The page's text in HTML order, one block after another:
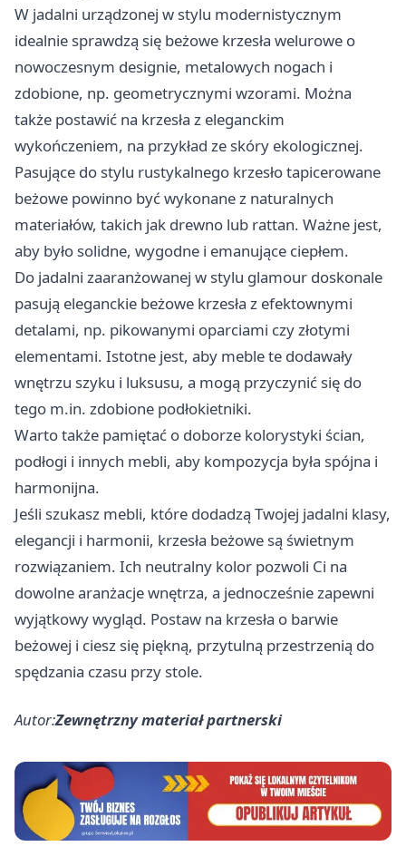
W jadalni urządzonej w stylu modernistycznym
idealnie sprawdzą się beżowe krzesła welurowe o
nowoczesnym designie, metalowych nogach i
zdobione, np. geometrycznymi wzorami. Można
także postawić na krzesła z eleganckim
wykończeniem, na przykład ze skóry ekologicznej.
Pasujące do stylu rustykalnego krzesło tapicerowane
beżowe powinno być wykonane z naturalnych
materiałów, takich jak drewno lub rattan. Ważne jest,
aby było solidne, wygodne i emanujące ciepłem.
Do jadalni zaaranżowanej w stylu glamour doskonale
pasują eleganckie beżowe krzesła z efektownymi
detalami, np. pikowanymi oparciami czy złotymi
elementami. Istotne jest, aby meble te dodawały
wnętrzu szyku i luksusu, a mogą przyczynić się do
tego m.in. zdobione podłokietniki.
Warto także pamiętać o doborze kolorystyki ścian,
podłogi i innych mebli, aby kompozycja była spójna i
harmonijna.
Jeśli szukasz mebli, które dodadzą Twojej jadalni klasy,
elegancji i harmonii, krzesła beżowe są świetnym
rozwiązaniem. Ich neutralny kolor pozwoli Ci na
dowolne aranżacje wnętrza, a jednocześnie zapewni
wyjątkowy wygląd. Postaw na krzesła o barwie
beżowej i ciesz się piękną, przytulną przestrzenią do
spędzania czasu przy stole.
Autor:Zewnętrzny materiał partnerski